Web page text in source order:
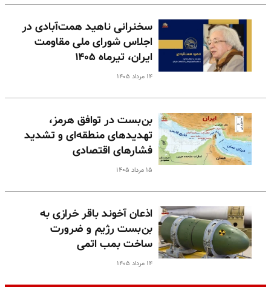
سخنرانی ناهید همت‌آبادی در
اجلاس شورای ملی مقاومت
ایران، تیرماه ۱۴۰۵
۱۴ مرداد ۱۴۰۵
بن‌بست در توافق هرمز،
تهدیدهای منطقه‌ای و تشدید
فشارهای اقتصادی
۱۵ مرداد ۱۴۰۵
اذعان آخوند باقر خرازی به
بن‌بست رژیم و ضرورت
ساخت بمب اتمی
۱۴ مرداد ۱۴۰۵